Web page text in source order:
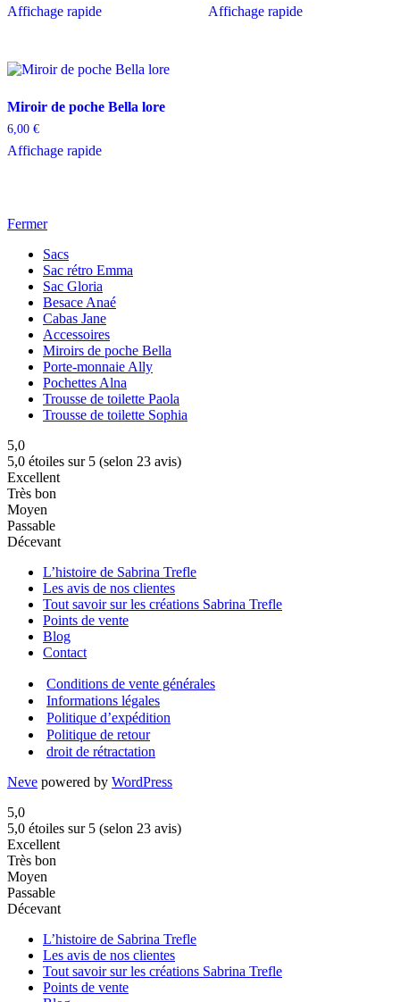
Affichage rapide Affichage rapide
Miroir de poche Bella lore
6,00 €
Affichage rapide
Fermer
Sacs
Sac rétro Emma
Sac Gloria
Besace Anaé
Cabas Jane
Accessoires
Miroirs de poche Bella
Porte-monnaie Ally
Pochettes Alna
Trousse de toilette Paola
Trousse de toilette Sophia
5,0
5,0 étoiles sur 5 (selon 23 avis)
Excellent
Très bon
Moyen
Passable
Décevant
L’histoire de Sabrina Trefle
Les avis de nos clientes
Tout savoir sur les créations Sabrina Trefle
Points de vente
Blog
Contact
Conditions de vente générales
Informations légales
Politique d’expédition
Politique de retour
droit de rétractation
Neve powered by WordPress
5,0
5,0 étoiles sur 5 (selon 23 avis)
Excellent
Très bon
Moyen
Passable
Décevant
L’histoire de Sabrina Trefle
Les avis de nos clientes
Tout savoir sur les créations Sabrina Trefle
Points de vente